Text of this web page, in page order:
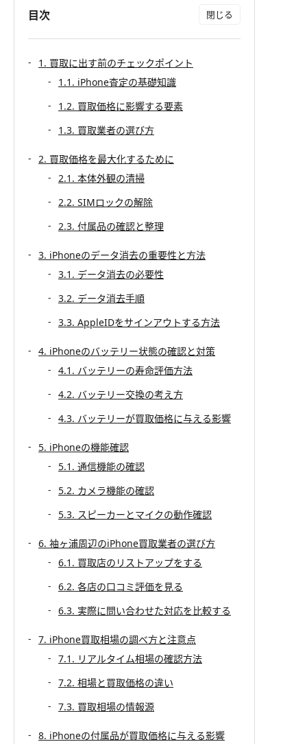
目次
1. 買取に出す前のチェックポイント
1.1. iPhone査定の基礎知識
1.2. 買取価格に影響する要素
1.3. 買取業者の選び方
2. 買取価格を最大化するために
2.1. 本体外観の清掃
2.2. SIMロックの解除
2.3. 付属品の確認と整理
3. iPhoneのデータ消去の重要性と方法
3.1. データ消去の必要性
3.2. データ消去手順
3.3. AppleIDをサインアウトする方法
4. iPhoneのバッテリー状態の確認と対策
4.1. バッテリーの寿命評価方法
4.2. バッテリー交換の考え方
4.3. バッテリーが買取価格に与える影響
5. iPhoneの機能確認
5.1. 通信機能の確認
5.2. カメラ機能の確認
5.3. スピーカーとマイクの動作確認
6. 袖ヶ浦周辺のiPhone買取業者の選び方
6.1. 買取店のリストアップをする
6.2. 各店の口コミ評価を見る
6.3. 実際に問い合わせた対応を比較する
7. iPhone買取相場の調べ方と注意点
7.1. リアルタイム相場の確認方法
7.2. 相場と買取価格の違い
7.3. 買取相場の情報源
8. iPhoneの付属品が買取価格に与える影響